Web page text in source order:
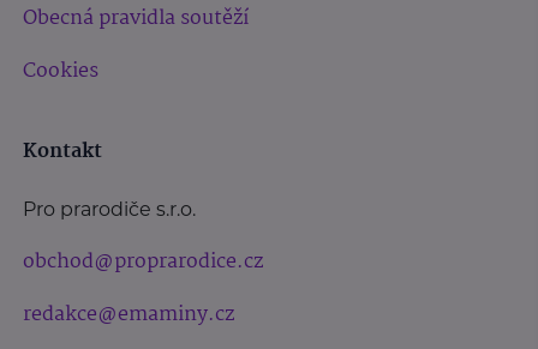
Obecná pravidla soutěží
Cookies
Kontakt
Pro prarodiče s.r.o.
obchod@proprarodice.cz
redakce@emaminy.cz